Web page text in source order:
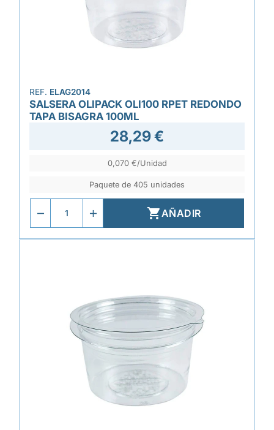
REF. ELAG2014
SALSERA OLIPACK OLI100 RPET REDONDO
TAPA BISAGRA 100ML
28,29 €
0,070 €/Unidad
Paquete de 405 unidades
AÑADIR